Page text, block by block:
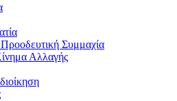
Συμμαχία
Αλλαγής